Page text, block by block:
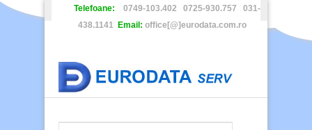
Telefoane:
0749-103.402 0725-930.757 031-
438.1141 Email: office[@]eurodata.com.ro